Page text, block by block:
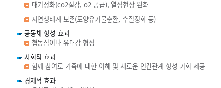
대기정화(co2절감, o2 공급), 열섬현상 완화
자연생태계 보존(토양유기물순환, 수질정화 등)
공동체 형성 효과
협동심이나 유대감 형성
사회적 효과
함께 참여로 가족에 대한 이해 및 새로운 인간관계 형성 기회 제공
경제적 효과